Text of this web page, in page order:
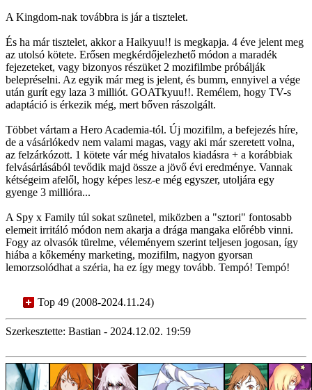
A Kingdom-nak továbbra is jár a tisztelet.
És ha már tisztelet, akkor a Haikyuu!! is megkapja. 4 éve jelent meg
az utolsó kötete. Erősen megkérdőjelezhető módon a maradék
fejezeteket, vagy bizonyos részüket 2 mozifilmbe próbálják
belepréselni. Az egyik már meg is jelent, és bumm, ennyivel a vége
után gurít egy laza 3 milliót. GOATkyuu!!. Remélem, hogy TV-s
adaptáció is érkezik még, mert bőven rászolgált.
Többet vártam a Hero Academia-tól. Új mozifilm, a befejezés híre,
de a vásárlókedv nem valami magas, vagy aki már szeretett volna,
az felzárkózott. 1 kötete vár még hivatalos kiadásra + a korábbiak
felvásárlásából tevődik majd össze a jövő évi eredménye. Vannak
kétségeim afelől, hogy képes lesz-e még egyszer, utoljára egy
gyenge 3 millióra...
A Spy x Family túl sokat szünetel, miközben a "sztori" fontosabb
elemeit irritáló módon nem akarja a drága mangaka előrébb vinni.
Fogy az olvasók türelme, véleményem szerint teljesen jogosan, így
hiába a kőkemény marketing, mozifilm, nagyon gyorsan
lemorzsolódhat a széria, ha ez így megy tovább. Tempó! Tempó!
Top 49 (2008-2024.11.24)
Szerkesztette: Bastian - 2024.12.02. 19:59